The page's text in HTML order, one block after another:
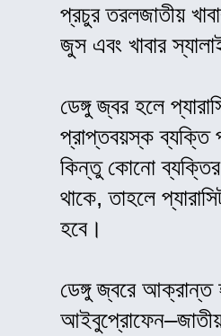
প্রচুর তরলজাতীয়
জুস এবং খাবার
ডেঙ্গু জ্বর হলে
প্রাপ্তবয়স্ক ব্যক্তি
কিন্তু কোনো ব্যক্তির
থাকে, তাহলে
হবে।
ডেঙ্গু জ্বরে আক্রান্ত
আইবুপ্রোফেন–জাতীয়